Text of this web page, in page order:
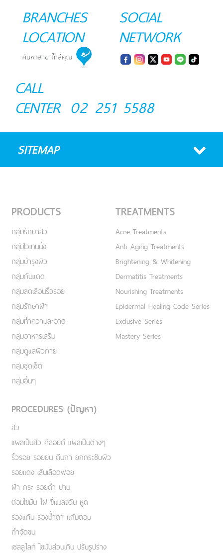
BRANCHES
LOCATION
SOCIAL
NETWORK
CALL
CENTER 02 251 5588
SITEMAP
PRODUCTS
กลุ่มรักษาสิว
กลุ่มไวเทนนิ่ง
กลุ่มบำรุงผิว
กลุ่มกันแดด
กลุ่มลดเลือนริ้วรอย
กลุ่มรักษาฝ้า
กลุ่มทำความสะอาด
กลุ่มอาหารเสริม
กลุ่มดูแลผิวกาย
กลุ่มชุดเซ็ต
กลุ่มอื่นๆ
TREATMENTS
Acne Treatments
Anti Aging Treatments
Brightening & Whitening
Dermatitis Treatments
Nourishing Treatments
Epidermal Healing Code Series
Exclusive Series
Mastery Series
PROCEDURES (ปัญหา)
สิว
แผลเป็นสิว คีลอยด์ แผลเป็นต่างๆ
ริ้วรอย รอยย่น ตีนกา ยกกระชับผิว
รอยแดง เส้นเลือดฟอย
ฝ้า กระ รอยดำ ปาน
ต่อมไขมัน ไฝ ขี้แมลงวัน หูด
ร่องแก้ม ร่องน้ำตา แก้มตอบ
กำจัดขน
เชลลูไลท์ ไขมันส่วนเกิน ปรับรูปร่าง